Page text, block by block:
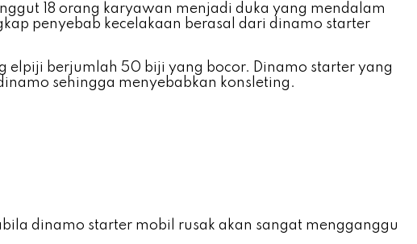
18 orang karyawan menjadi duka yang mendalam
penyebab kecelakaan berasal dari dinamo starter
berjumlah 50 biji yang bocor. Dinamo starter yang
sehingga menyebabkan konsleting.
dinamo starter mobil rusak akan sangat mengganggu